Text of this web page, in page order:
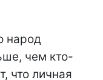
народ
чем кто-
что личная